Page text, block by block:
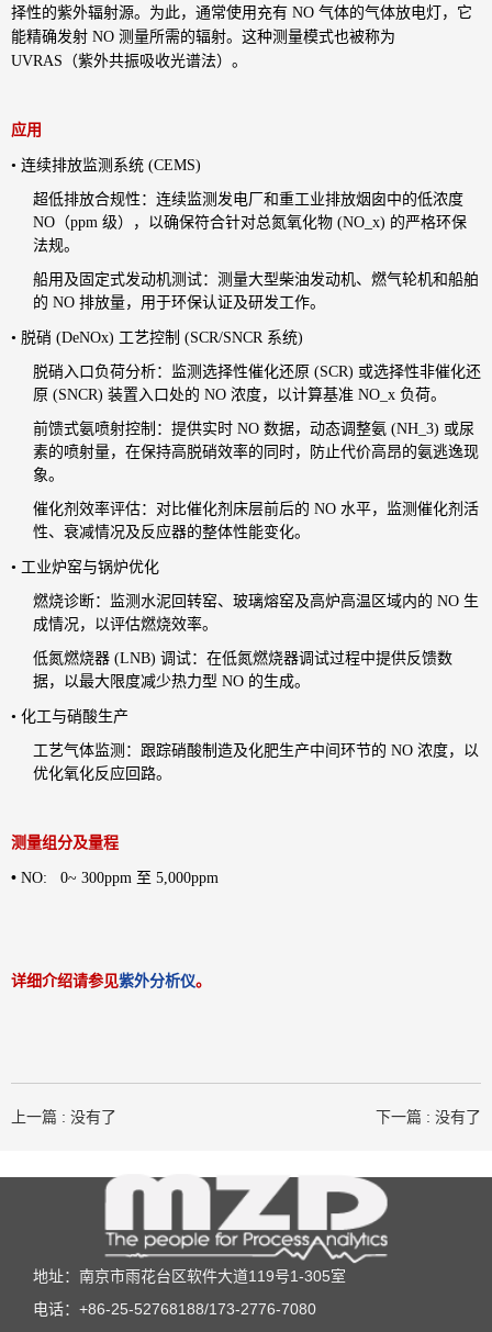
择性的紫外辐射源。为此，通常使用充有 NO 气体的气体放电灯，它
能精确发射 NO 测量所需的辐射。这种测量模式也被称为
UVRAS（紫外共振吸收光谱法）。
应用
• 连续排放监测系统 (CEMS)
超低排放合规性：连续监测发电厂和重工业排放烟囱中的低浓度
NO（ppm 级），以确保符合针对总氮氧化物 (NO_x) 的严格环保
法规。
船用及固定式发动机测试：测量大型柴油发动机、燃气轮机和船舶
的 NO 排放量，用于环保认证及研发工作。
• 脱硝 (DeNOx) 工艺控制 (SCR/SNCR 系统)
脱硝入口负荷分析：监测选择性催化还原 (SCR) 或选择性非催化还
原 (SNCR) 装置入口处的 NO 浓度，以计算基准 NO_x 负荷。
前馈式氨喷射控制：提供实时 NO 数据，动态调整氨 (NH_3) 或尿
素的喷射量，在保持高脱硝效率的同时，防止代价高昂的氨逃逸现
象。
催化剂效率评估：对比催化剂床层前后的 NO 水平，监测催化剂活
性、衰减情况及反应器的整体性能变化。
• 工业炉窑与锅炉优化
燃烧诊断：监测水泥回转窑、玻璃熔窑及高炉高温区域内的 NO 生
成情况，以评估燃烧效率。
低氮燃烧器 (LNB) 调试：在低氮燃烧器调试过程中提供反馈数
据，以最大限度减少热力型 NO 的生成。
• 化工与硝酸生产
工艺气体监测：跟踪硝酸制造及化肥生产中间环节的 NO 浓度，以
优化氧化反应回路。
测量组分及量程
• NO: 0~ 300ppm 至 5,000ppm
详细介绍请参见紫外分析仪。
上一篇 : 没有了 下一篇 : 没有了
地址：南京市雨花台区软件大道119号1-305室
电话：+86-25-52768188/173-2776-7080